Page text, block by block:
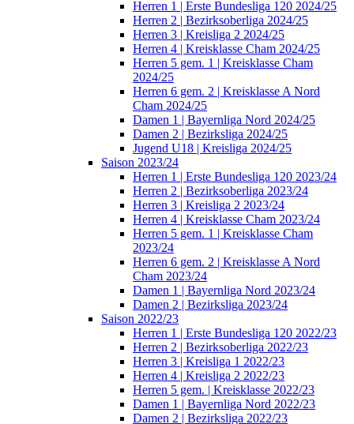
Herren 1 | Erste Bundesliga 120 2024/25
Herren 2 | Bezirksoberliga 2024/25
Herren 3 | Kreisliga 2 2024/25
Herren 4 | Kreisklasse Cham 2024/25
Herren 5 gem. 1 | Kreisklasse Cham
2024/25
Herren 6 gem. 2 | Kreisklasse A Nord
Cham 2024/25
Damen 1 | Bayernliga Nord 2024/25
Damen 2 | Bezirksliga 2024/25
Jugend U18 | Kreisliga 2024/25
Saison 2023/24
Herren 1 | Erste Bundesliga 120 2023/24
Herren 2 | Bezirksoberliga 2023/24
Herren 3 | Kreisliga 2 2023/24
Herren 4 | Kreisklasse Cham 2023/24
Herren 5 gem. 1 | Kreisklasse Cham
2023/24
Herren 6 gem. 2 | Kreisklasse A Nord
Cham 2023/24
Damen 1 | Bayernliga Nord 2023/24
Damen 2 | Bezirksliga 2023/24
Saison 2022/23
Herren 1 | Erste Bundesliga 120 2022/23
Herren 2 | Bezirksoberliga 2022/23
Herren 3 | Kreisliga 1 2022/23
Herren 4 | Kreisliga 2 2022/23
Herren 5 gem. | Kreisklasse 2022/23
Damen 1 | Bayernliga Nord 2022/23
Damen 2 | Bezirksliga 2022/23